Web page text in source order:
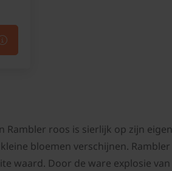
Rambler roos is sierlijk op zijn eigen
bloemen verschijnen. Rambler
waard. Door de ware explosie van